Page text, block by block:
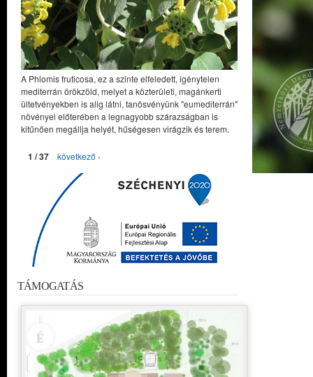
A Phlomis fruticosa, ez a szinte elfeledett, igénytelen
mediterrán örökzöld, melyet a közterületi, magánkerti
ültetvényekben is alig látni, tanösvényünk "eumediterrán"
növényei előterében a legnagyobb szárazságban is
kitűnően megállja helyét, hűségesen virágzik és terem.
1 / 37 következő ›
TÁMOGATÁS